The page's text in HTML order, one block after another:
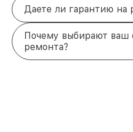
Даете ли гарантию на
Почему выбирают ваш
ремонта?